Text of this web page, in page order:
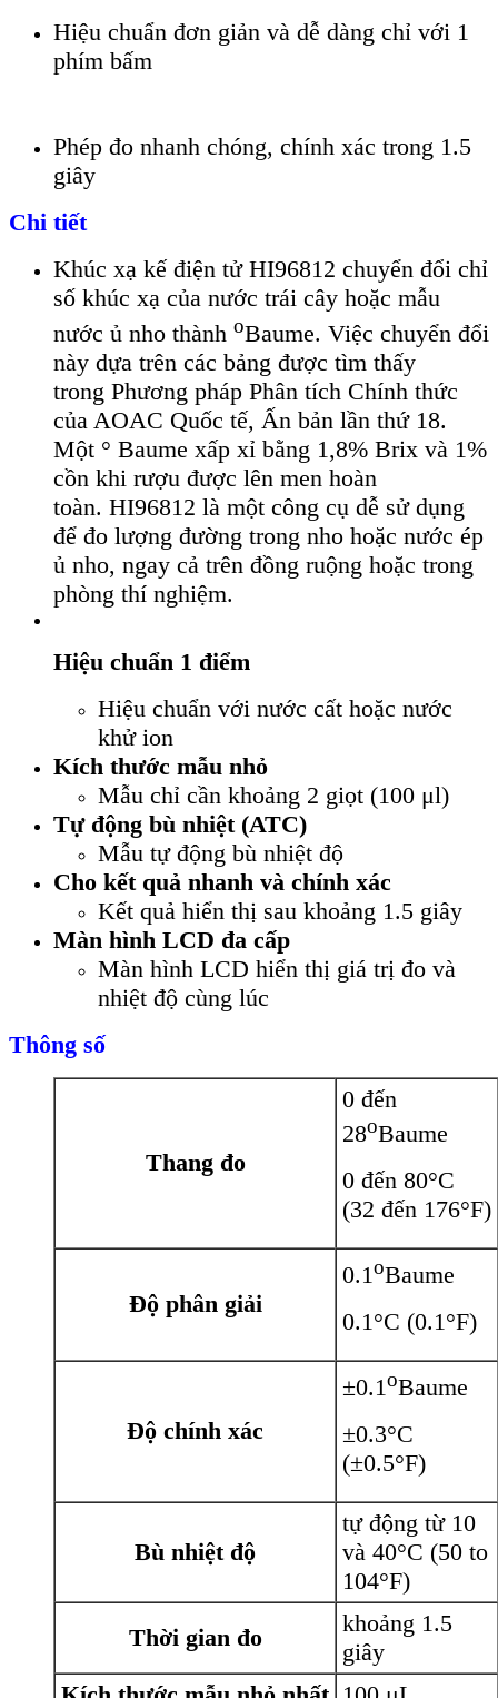
Hiệu chuẩn đơn giản và dễ dàng chỉ với 1
phím bấm
Phép đo nhanh chóng, chính xác trong 1.5
giây
Chi tiết
Khúc xạ kế điện tử HI96812 chuyển đổi chỉ
số khúc xạ của nước trái cây hoặc mẫu
nước ủ nho thành oBaume. Việc chuyển đổi
này dựa trên các bảng được tìm thấy
trong Phương pháp Phân tích Chính thức
của AOAC Quốc tế, Ấn bản lần thứ 18.
Một ° Baume xấp xỉ bằng 1,8% Brix và 1%
cồn khi rượu được lên men hoàn
toàn. HI96812 là một công cụ dễ sử dụng
để đo lượng đường trong nho hoặc nước ép
ủ nho, ngay cả trên đồng ruộng hoặc trong
phòng thí nghiệm.
Hiệu chuẩn 1 điểm
Hiệu chuẩn với nước cất hoặc nước
khử ion
Kích thước mẫu nhỏ
Mẫu chỉ cần khoảng 2 giọt (100 μl)
Tự động bù nhiệt (ATC)
Mẫu tự động bù nhiệt độ
Cho kết quả nhanh và chính xác
Kết quả hiển thị sau khoảng 1.5 giây
Màn hình LCD đa cấp
Màn hình LCD hiển thị giá trị đo và
nhiệt độ cùng lúc
Thông số
Thang đo
0 đến
28oBaume
0 đến 80°C
(32 đến 176°F)
Độ phân giải
0.1oBaume
0.1°C (0.1°F)
Độ chính xác
±0.1oBaume
±0.3°C
(±0.5°F)
Bù nhiệt độ
tự động từ 10
và 40°C (50 to
104°F)
Thời gian đo
khoảng 1.5
giây